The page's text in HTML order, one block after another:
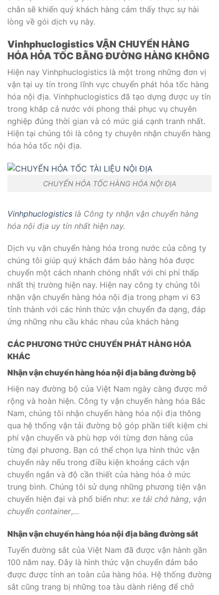
chắn sẽ khiến quý khách hàng cảm thấy thực sự hài
lòng về gói dịch vụ này.
Vinhphuclogistics VẬN CHUYỂN HÀNG
HÓA HỎA TỐC BẰNG ĐƯỜNG HÀNG KHÔNG
Hiện nay Vinhphuclogistics là một trong những đơn vị
vận tại uy tín trong lĩnh vực chuyển phát hỏa tốc hàng
hóa nội địa. Vinhphuclogistics đã tạo dựng được uy tín
trong khắp cả nước với phong thái phục vụ chuyên
nghiệp đúng thời gian và có mức giá cạnh tranh nhất.
Hiện tại chúng tôi là công ty chuyên nhận chuyển hàng
hóa hỏa tốc nội địa.
CHUYỂN HỎA TỐC HÀNG HÓA NỘI ĐỊA
Vinhphuclogistics là Công ty nhận vận chuyển hàng
hóa nội địa uy tín nhất hiện nay.
Dịch vụ vận chuyển hàng hóa trong nước của công ty
chúng tôi giúp quý khách đảm bảo hàng hóa được
chuyển một cách nhanh chóng nhất với chi phí thấp
nhất thị trường hiện nay. Hiện nay công ty chúng tôi
nhận vận chuyển hàng hóa nội địa trong phạm vi 63
tỉnh thành với các hình thức vận chuyển đa dạng, đáp
ứng những nhu cầu khác nhau của khách hàng
CÁC PHƯƠNG THỨC CHUYỂN PHÁT HÀNG HÓA
KHÁC
Nhận vận chuyển hàng hóa nội địa bằng đường bộ
Hiện nay đường bộ của Việt Nam ngày càng được mở
rộng và hoàn hiện. Công ty vận chuyển hàng hóa Bắc
Nam, chúng tôi nhận chuyển hàng hóa nội địa thông
qua hệ thống vận tải đường bộ góp phần tiết kiệm chi
phí vận chuyển và phù hợp với từng đơn hàng của
từng đại phương. Bạn có thể chọn lựa hình thức vận
chuyển này nếu trong điều kiện khoảng cách vận
chuyển ngắn và độ cần thiết của hàng hóa ở mức
trung bình. Chúng tôi sử dụng những phương tiện vận
chuyển hiện đại và phổ biển như: xe tải chở hàng, vận
chuyển container,…
Nhận vận chuyển hàng hóa nội địa bằng đường sắt
Tuyến đường sắt của Việt Nam đã được vận hành gần
100 năm nay. Đây là hình thức vận chuyển đảm bảo
được được tính an toàn của hàng hóa. Hệ thống đường
sắt cũng trang bị những toa tàu dành riêng để chở